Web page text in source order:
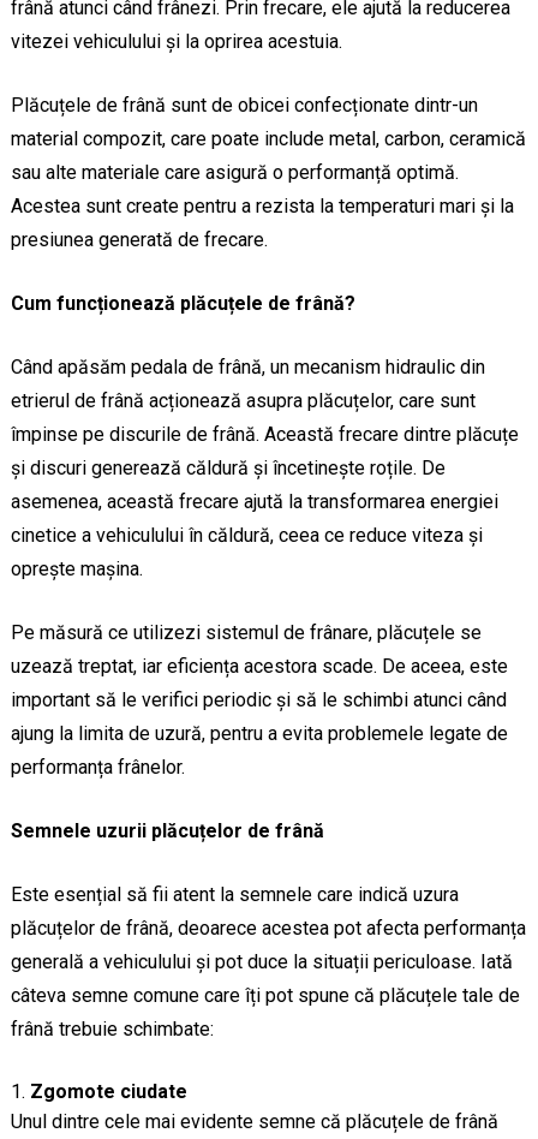
frână atunci când frânezi. Prin frecare, ele ajută la reducerea
vitezei vehiculului și la oprirea acestuia.
Plăcuțele de frână sunt de obicei confecționate dintr-un
material compozit, care poate include metal, carbon, ceramică
sau alte materiale care asigură o performanță optimă.
Acestea sunt create pentru a rezista la temperaturi mari și la
presiunea generată de frecare.
Cum funcționează plăcuțele de frână?
Când apăsăm pedala de frână, un mecanism hidraulic din
etrierul de frână acționează asupra plăcuțelor, care sunt
împinse pe discurile de frână. Această frecare dintre plăcuțe
și discuri generează căldură și încetinește roțile. De
asemenea, această frecare ajută la transformarea energiei
cinetice a vehiculului în căldură, ceea ce reduce viteza și
oprește mașina.
Pe măsură ce utilizezi sistemul de frânare, plăcuțele se
uzează treptat, iar eficiența acestora scade. De aceea, este
important să le verifici periodic și să le schimbi atunci când
ajung la limita de uzură, pentru a evita problemele legate de
performanța frânelor.
Semnele uzurii plăcuțelor de frână
Este esențial să fii atent la semnele care indică uzura
plăcuțelor de frână, deoarece acestea pot afecta performanța
generală a vehiculului și pot duce la situații periculoase. Iată
câteva semne comune care îți pot spune că plăcuțele tale de
frână trebuie schimbate:
Zgomote ciudate
Unul dintre cele mai evidente semne că plăcuțele de frână